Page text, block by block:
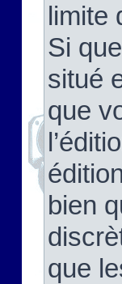
limite
Si
situé
que
bien
que